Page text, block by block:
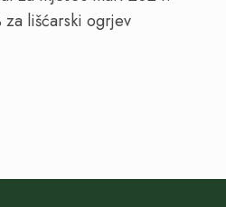
za lišćarski ogrjev